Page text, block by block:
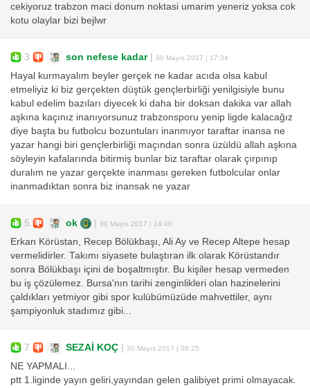
cekiyoruz trabzon maci donum noktasi umarim yeneriz yoksa cok
kotu olaylar bizi bejlwr
3 son nefese kadar| 30 Mayıs 2017 | 17:34
Hayal kurmayalım beyler gerçek ne kadar acıda olsa kabul
etmeliyiz ki biz gerçekten düştük gençlerbirliği yenilgisiyle bunu
kabul edelim bazıları diyecek ki daha bir doksan dakika var allah
aşkına kaçınız inanıyorsunuz trabzonsporu yenip ligde kalacağız
diye başta bu futbolcu bozuntuları inanmıyor taraftar inansa ne
yazar hangi biri gençlerbirliği maçından sonra üzüldü allah aşkına
söyleyin kafalarında bitirmiş bunlar biz taraftar olarak çırpınıp
duralım ne yazar gerçekte inanması gereken futbolcular onlar
inanmadıktan sonra biz inansak ne yazar
5 ok 30 Mayıs 2017 | 14:40
Erkan Körüstan, Recep Bölükbaşı, Ali Ay ve Recep Altepe hesap
vermelidirler. Takımı siyasete bulaştıran ilk olarak Körüstandır
sonra Bölükbaşı içini de boşaltmıştır. Bu kişiler hesap vermeden
bu iş çözülemez. Bursa'nın tarihi zenginlikleri olan hazinelerini
çaldıkları yetmiyor gibi spor kulübümüzüde mahvettiler, aynı
şampiyonluk stadımız gibi...
7 SEZAİ KOÇ 30 Mayıs 2017 | 09:25
NE YAPMALI...
ptt 1.liginde yayın geliri,yayından gelen galibiyet primi olmayacak.